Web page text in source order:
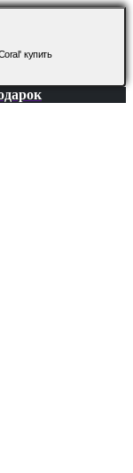
купить